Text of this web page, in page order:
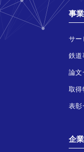
事
サー
鉄道
論文
取得
表彰
企